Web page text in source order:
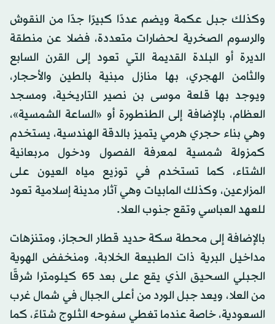
وكذلك جبل عكمة ويضم عددًا كبيرًا جدًا من النقوش
والرسوم الصخرية لحضارات متعددة، فضلا عن منطقة
الديرة أو البلدة القديمة التي تعود إلى القرن السابع
والثامن الهجري، بها منازل مبنية بالطين والأحجار،
ويوجد بها قلعة موسى بن نصير التاريخية، ومسجد
العظام، بالإضافة إلى الطنطورة أو «الساعة الشمسية»،
وهي بناء حجري هرمي يتميز بالدقة الهندسية، يستخدم
كمزولة شمسية لمعرفة الفصول ودخول مربعانية
الشتاء، كما تستخدم في توزيع مياه العيون على
المزارعين، وكذلك المابيات وهي آثار مدينة إسلامية تعود
للعهد العباسي وتقع جنوب العلا.
بالإضافة إلى محطة سكة حديد قطار الحجاز، ومتنزهات
مداخيل البرية ذات الطبيعة الخلابة، ومنخفض الهوية
الجبلي السحيق الذي يقع على بعد 65 كيلومترا شرقًا
من العلا، ويعد جبل الورد من أعلى الجبال في شمال غرب
السعودية، خاصة عندما تغطي سفوحه الثلوج شتاءً، كما